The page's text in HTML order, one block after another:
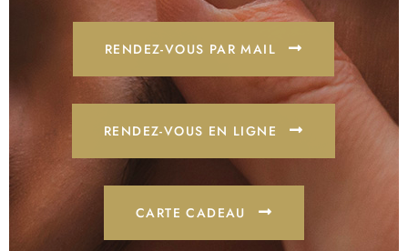
RENDEZ-VOUS PAR MAIL
RENDEZ-VOUS EN LIGNE
CARTE CADEAU